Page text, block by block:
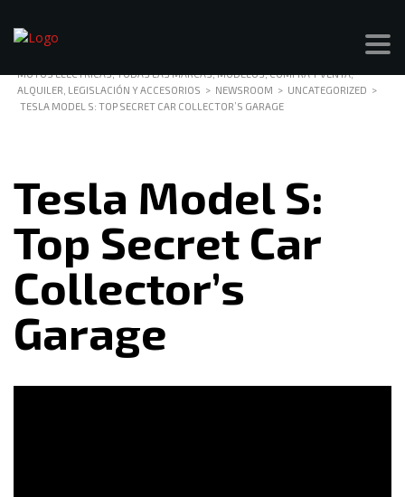
MOTOS ELÉCTRICAS, TODAS LAS MARCAS, MODELOS, COMPRA Y VENTA,
ALQUILER, LEGISLACIÓN Y ACCESORIOS > NEWSROOM > UNCATEGORIZED >
TESLA MODEL S: TOP SECRET CAR COLLECTOR’S GARAGE
Tesla Model S:
Top Secret Car
Collector’s
Garage